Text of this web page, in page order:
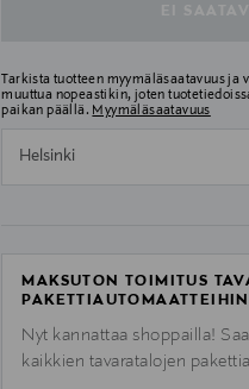
Tarkista tuotteen myymäläsaatavuus ja
muuttua nopeastikin, joten
paikan päällä. Myymäläsaatavuus
Helsinki
MAKSUTON TOIMITUS
PAKETTIAUTOMAATTEIHIN
Nyt kannattaa shoppailla!
kaikkien tavaratalojen